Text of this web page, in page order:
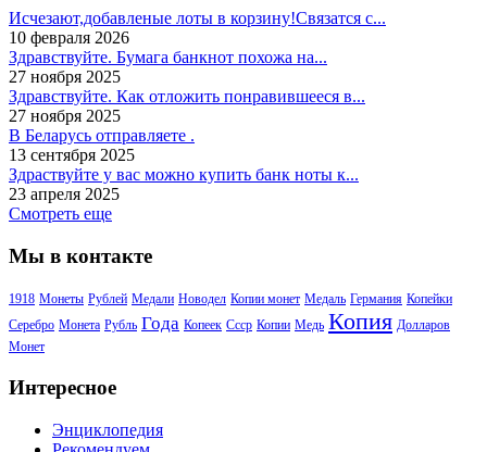
Исчезают,добавленые лоты в корзину!Связатся с...
10 февраля 2026
Здравствуйте. Бумага банкнот похожа на...
27 ноября 2025
Здравствуйте. Как отложить понравившееся в...
27 ноября 2025
В Беларусь отправляете .
13 сентября 2025
Здраствуйте у вас можно купить банк ноты к...
23 апреля 2025
Смотреть еще
Мы в контакте
1918 Монеты Рублей Медали Новодел Копии монет Медаль Германия Копейки
Серебро Монета Рубль Года Копеек Ссср Копии Медь Копия Долларов
Монет
Интересное
Энциклопедия